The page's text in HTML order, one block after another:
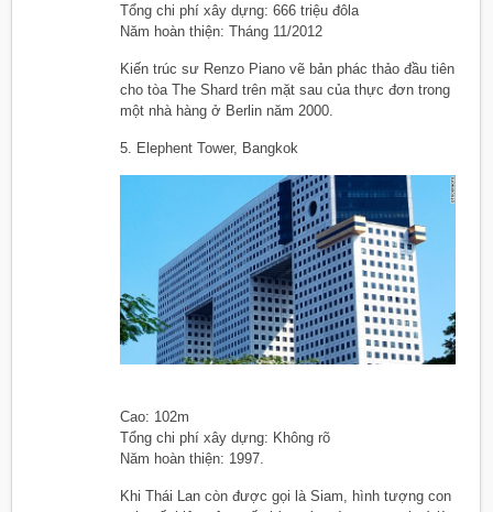
Tổng chi phí xây dựng: 666 triệu đôla
Năm hoàn thiện: Tháng 11/2012
Kiến trúc sư Renzo Piano vẽ bản phác thảo đầu tiên
cho tòa The Shard trên mặt sau của thực đơn trong
một nhà hàng ở Berlin năm 2000.
5. Elephent Tower, Bangkok
Cao: 102m
Tổng chi phí xây dựng: Không rõ
Năm hoàn thiện: 1997.
Khi Thái Lan còn được gọi là Siam, hình tượng con